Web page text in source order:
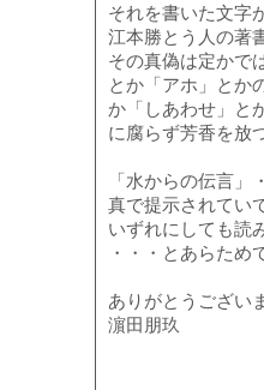
それを書いた文字
江本勝とう人の著
その真偽は定かで
とか「アホ」とか
か「しあわせ」と
に腐らず芳香を放
「水からの伝言
真で提示されてい
いずれにしても読
・・・とあらため
ありがとうござい
濵田朋玖